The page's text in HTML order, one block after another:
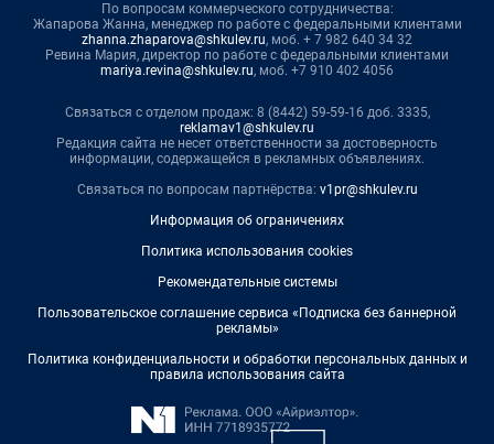
По вопросам коммерческого сотрудничества:
Жапарова Жанна, менеджер по работе с федеральными клиентами
zhanna.zhaparova@shkulev.ru, моб. + 7 982 640 34 32
Ревина Мария, директор по работе с федеральными клиентами
mariya.revina@shkulev.ru, моб. +7 910 402 4056
Связаться с отделом продаж: 8 (8442) 59-59-16 доб. 3335,
reklamav1@shkulev.ru
Редакция сайта не несет ответственности за достоверность
информации, содержащейся в рекламных объявлениях.
Связаться по вопросам партнёрства: v1pr@shkulev.ru
Информация об ограничениях
Политика использования cookies
Рекомендательные системы
Пользовательское соглашение сервиса «Подписка без баннерной
рекламы»
Политика конфиденциальности и обработки персональных данных и
правила использования сайта